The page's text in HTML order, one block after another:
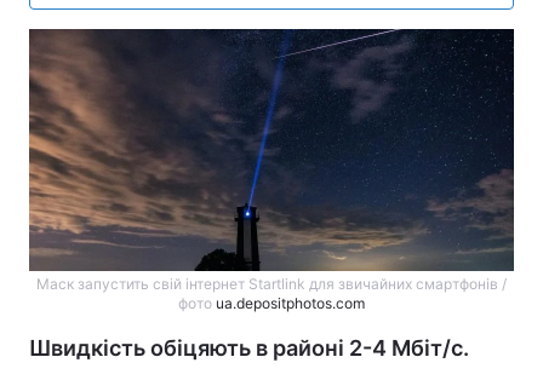
Маск запустить свій інтернет Startlink для звичайних смартфонів /
фото ua.depositphotos.com
Швидкість обіцяють в районі 2-4 Мбіт/с.